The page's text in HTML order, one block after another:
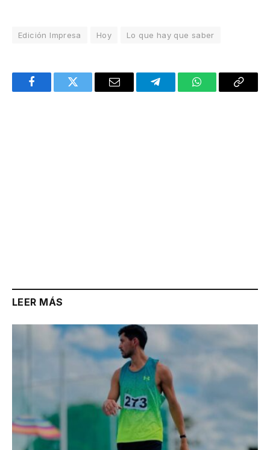
Edición Impresa Hoy Lo que hay que saber
FacebookTwitter Email TelegramWhatsAppCopy
LEER MÁS